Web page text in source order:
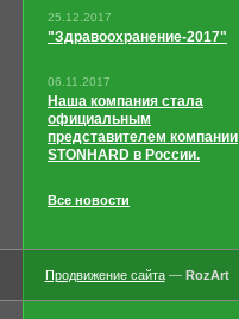
25.12.2017
"Здравоохранение-2017"
06.11.2017
Наша компания стала
официальным
представителем компании
STONHARD в России.
Все новости
Продвижение сайта— RozArt